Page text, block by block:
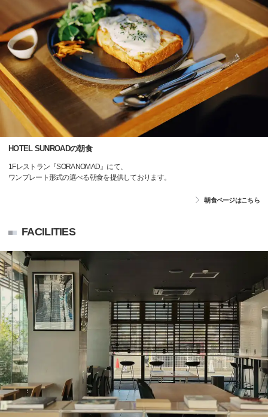
HOTEL SUNROADの朝食
1Fレストラン『SORANOMAD』にて、
ワンプレート形式の選べる朝食を提供しております。
朝食ページはこちら
FACILITIES